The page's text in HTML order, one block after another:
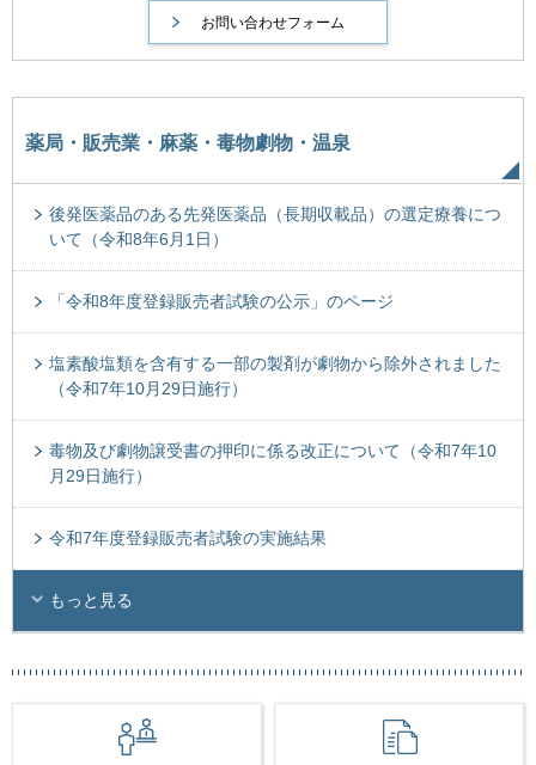
薬局・販売業・麻薬・毒物劇物・温泉
後発医薬品のある先発医薬品（長期収載品）の選定療養につ
いて（令和8年6月1日）
「令和8年度登録販売者試験の公示」のページ
塩素酸塩類を含有する一部の製剤が劇物から除外されました
（令和7年10月29日施行）
毒物及び劇物譲受書の押印に係る改正について（令和7年10
月29日施行）
令和7年度登録販売者試験の実施結果
もっと見る